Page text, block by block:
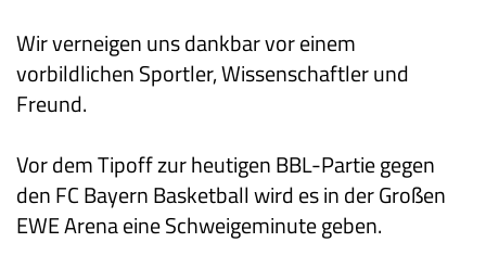
Wir verneigen uns dankbar vor einem
vorbildlichen Sportler, Wissenschaftler und
Freund.
Vor dem Tipoff zur heutigenBBL-Partie gegen
denFC Bayern Basketballwird es in der Großen
EWE Arena eine Schweigeminute geben.